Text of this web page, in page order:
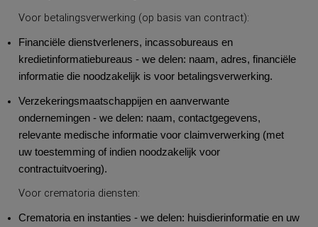
Voor betalingsverwerking (op basis van contract):
Financiële dienstverleners, incassobureaus en
kredietinformatiebureaus - we delen: naam, adres, financiële
informatie die noodzakelijk is voor betalingsverwerking.
Verzekeringsmaatschappijen en aanverwante
ondernemingen - we delen: naam, contactgegevens,
relevante medische informatie voor claimverwerking (met
uw toestemming of indien noodzakelijk voor
contractuitvoering).
Voor crematoria diensten:
Crematoria en instanties - we delen: huisdierinformatie en uw